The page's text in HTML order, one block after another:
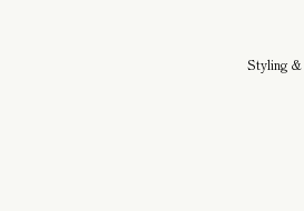
Styling &